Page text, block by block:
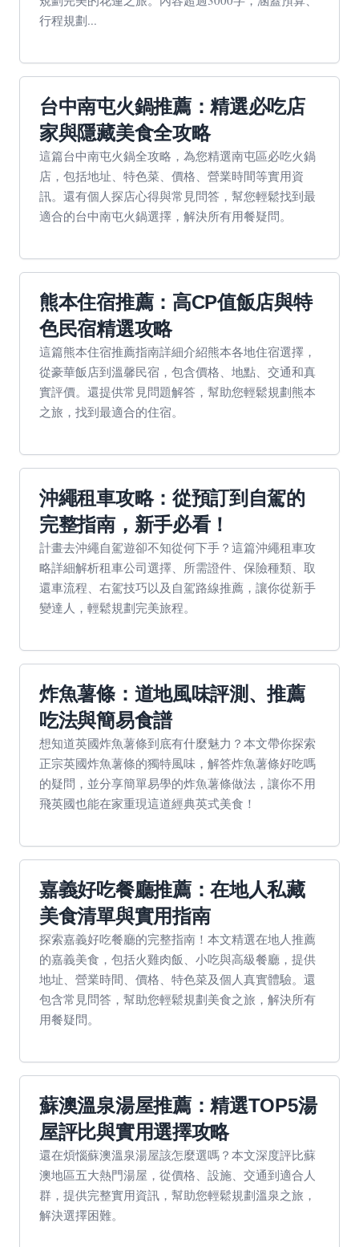
行程規劃...
台中南屯火鍋推薦：精選必吃店
家與隱藏美食全攻略
這篇台中南屯火鍋全攻略，為您精選南屯區必吃火鍋
店，包括地址、特色菜、價格、營業時間等實用資
訊。還有個人探店心得與常見問答，幫您輕鬆找到最
適合的台中南屯火鍋選擇，解決所有用餐疑問。
熊本住宿推薦：高CP值飯店與特
色民宿精選攻略
這篇熊本住宿推薦指南詳細介紹熊本各地住宿選擇，
從豪華飯店到溫馨民宿，包含價格、地點、交通和真
實評價。還提供常見問題解答，幫助您輕鬆規劃熊本
之旅，找到最適合的住宿。
沖繩租車攻略：從預訂到自駕的
完整指南，新手必看！
計畫去沖繩自駕遊卻不知從何下手？這篇沖繩租車攻
略詳細解析租車公司選擇、所需證件、保險種類、取
還車流程、右駕技巧以及自駕路線推薦，讓你從新手
變達人，輕鬆規劃完美旅程。
炸魚薯條：道地風味評測、推薦
吃法與簡易食譜
想知道英國炸魚薯條到底有什麼魅力？本文帶你探索
正宗英國炸魚薯條的獨特風味，解答炸魚薯條好吃嗎
的疑問，並分享簡單易學的炸魚薯條做法，讓你不用
飛英國也能在家重現這道經典英式美食！
嘉義好吃餐廳推薦：在地人私藏
美食清單與實用指南
探索嘉義好吃餐廳的完整指南！本文精選在地人推薦
的嘉義美食，包括火雞肉飯、小吃與高級餐廳，提供
地址、營業時間、價格、特色菜及個人真實體驗。還
包含常見問答，幫助您輕鬆規劃美食之旅，解決所有
用餐疑問。
蘇澳溫泉湯屋推薦：精選TOP5湯
屋評比與實用選擇攻略
還在煩惱蘇澳溫泉湯屋該怎麼選嗎？本文深度評比蘇
澳地區五大熱門湯屋，從價格、設施、交通到適合人
群，提供完整實用資訊，幫助您輕鬆規劃溫泉之旅，
解決選擇困難。